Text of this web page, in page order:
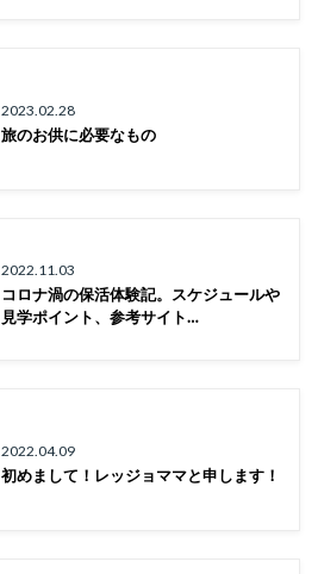
2023.02.28
旅のお供に必要なもの
2022.11.03
コロナ渦の保活体験記。スケジュールや
見学ポイント、参考サイト…
2022.04.09
初めまして！レッジョママと申します！